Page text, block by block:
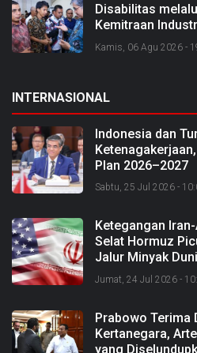
Disabilitas
Kemitraan
Kamis, 06 Agu 2026 -
INTERNASIONAL
Indonesia dan
Plan 2026–2027
Sabtu, 25 Jul 2026 -
Ketegangan
Selat Hormuz
Jalur Minyak
Jumat, 24 Jul 2026 -
Prabowo Terima
Kertanegara,
yang